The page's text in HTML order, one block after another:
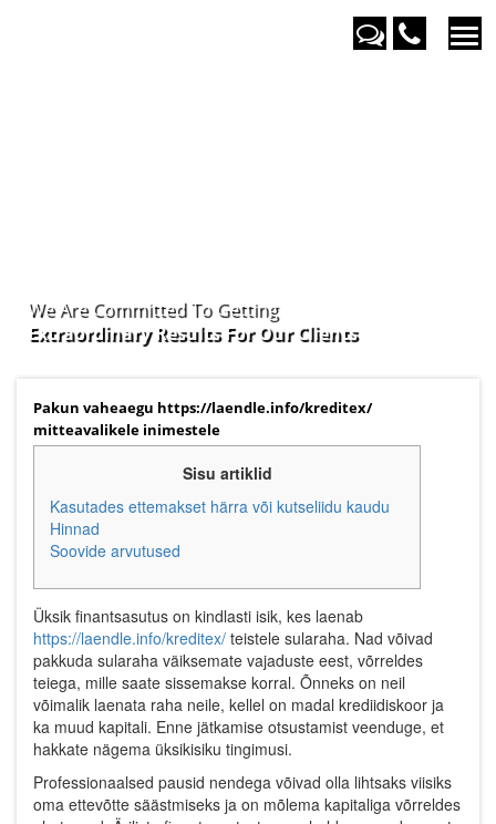
We Are Committed To Getting
Extraordinary Results For Our Clients
Pakun vaheaegu https://laendle.info/kreditex/
mitteavalikele inimestele
Sisu artiklid
Kasutades ettemakset härra või kutseliidu kaudu
Hinnad
Soovide arvutused
Üksik finantsasutus on kindlasti isik, kes laenab
https://laendle.info/kreditex/ teistele sularaha. Nad võivad
pakkuda sularaha väiksemate vajaduste eest, võrreldes
teiega, mille saate sissemakse korral. Õnneks on neil
võimalik laenata raha neile, kellel on madal krediidiskoor ja
ka muud kapitali. Enne jätkamise otsustamist veenduge, et
hakkate nägema üksikisiku tingimusi.
Professionaalsed pausid nendega võivad olla lihtsaks viisiks
oma ettevõtte säästmiseks ja on mõlema kapitaliga võrreldes